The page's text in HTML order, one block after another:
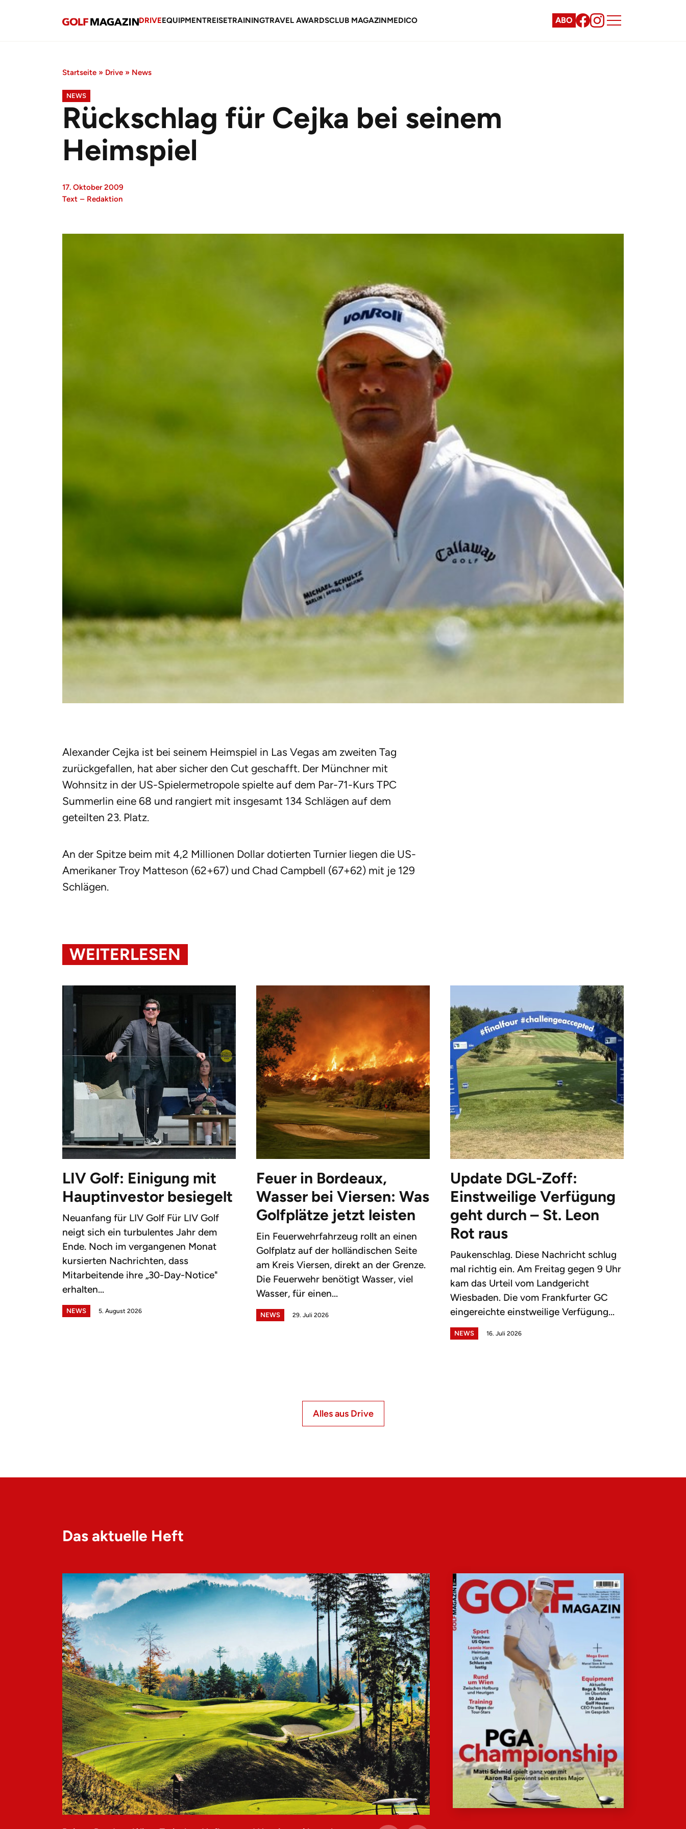
DRIVEEQUIPMENTREISETRAININGTRAVEL AWARDSCLUB MAGAZINMEDICO ABO
Startseite » Drive » News
NEWS
Rückschlag für Cejka bei seinem
Heimspiel
17. Oktober 2009
Text – Redaktion
Alexander Cejka ist bei seinem Heimspiel in Las Vegas am zweiten Tag
zurückgefallen, hat aber sicher den Cut geschafft. Der Münchner mit
Wohnsitz in der US-Spielermetropole spielte auf dem Par-71-Kurs TPC
Summerlin eine 68 und rangiert mit insgesamt 134 Schlägen auf dem
geteilten 23. Platz.
An der Spitze beim mit 4,2 Millionen Dollar dotierten Turnier liegen die US-
Amerikaner Troy Matteson (62+67) und Chad Campbell (67+62) mit je 129
Schlägen.
WEITERLESEN
LIV Golf: Einigung mit
Hauptinvestor besiegelt
Neuanfang für LIV Golf Für LIV Golf
neigt sich ein turbulentes Jahr dem
Ende. Noch im vergangenen Monat
kursierten Nachrichten, dass
Mitarbeitende ihre „30-Day-Notice"
erhalten...
NEWS 5. August 2026
Feuer in Bordeaux,
Wasser bei Viersen: Was
Golfplätze jetzt leisten
Ein Feuerwehrfahrzeug rollt an einen
Golfplatz auf der holländischen Seite
am Kreis Viersen, direkt an der Grenze.
Die Feuerwehr benötigt Wasser, viel
Wasser, für einen...
NEWS 29. Juli 2026
Update DGL-Zoff:
Einstweilige Verfügung
geht durch – St. Leon
Rot raus
Paukenschlag. Diese Nachricht schlug
mal richtig ein. Am Freitag gegen 9 Uhr
kam das Urteil vom Landgericht
Wiesbaden. Die vom Frankfurter GC
eingereichte einstweilige Verfügung...
NEWS 16. Juli 2026
Alles aus Drive
Das aktuelle Heft